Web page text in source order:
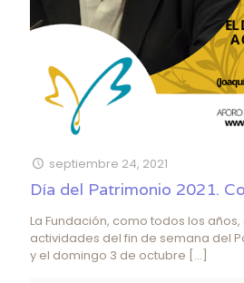
septiembre 24, 2021
Día del Patrimonio 2021.
La Fundación, como todos los
actividades del fin de semana del
y el domingo 3 de octubre […]